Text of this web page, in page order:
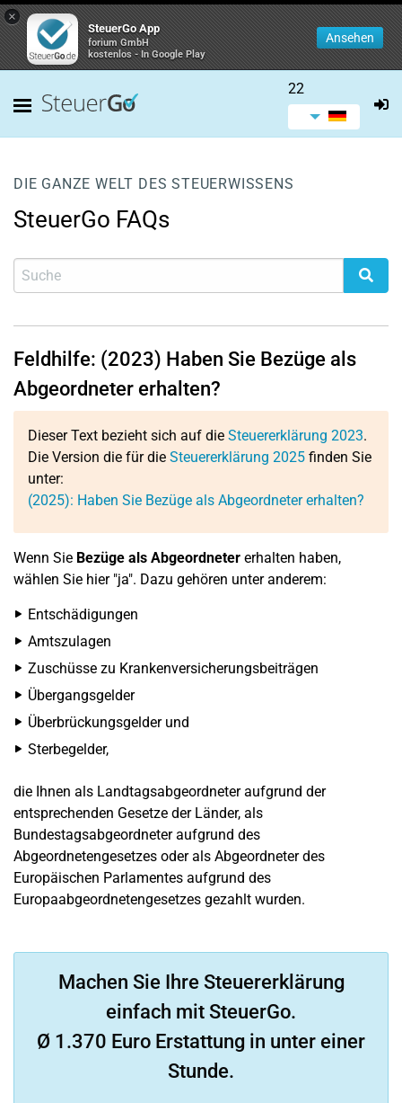
×
SteuerGo App
forium GmbH
kostenlos - In Google Play
Ansehen
22
DIE GANZE WELT DES STEUERWISSENS
SteuerGo FAQs
Feldhilfe: (2023) Haben Sie Bezüge als
Abgeordneter erhalten?
Dieser Text bezieht sich auf die Steuererklärung 2023.
Die Version die für die Steuererklärung 2025 finden Sie
unter:
(2025): Haben Sie Bezüge als Abgeordneter erhalten?
Wenn Sie Bezüge als Abgeordneter erhalten haben,
wählen Sie hier "ja". Dazu gehören unter anderem:
Entschädigungen
Amtszulagen
Zuschüsse zu Krankenversicherungsbeiträgen
Übergangsgelder
Überbrückungsgelder und
Sterbegelder,
die Ihnen als Landtagsabgeordneter aufgrund der
entsprechenden Gesetze der Länder, als
Bundestagsabgeordneter aufgrund des
Abgeordnetengesetzes oder als Abgeordneter des
Europäischen Parlamentes aufgrund des
Europaabgeordnetengesetzes gezahlt wurden.
Machen Sie Ihre Steuererklärung
einfach mit SteuerGo.
Ø 1.370 Euro Erstattung in unter einer
Stunde.